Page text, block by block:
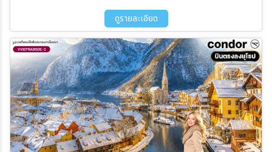
อาคารรัฐสภาฮังการี – ป้อมฟิชเชอร์แมนบาสเตียน – คาสเซิ่ลฮิลล์ มื้อ
พิเศษ : ขาหมูเยอรมัน – ปลาเทราท์ฮัลล์สตัทท์ – ซี่โครงหมูเวียนนา – ซุปกู
ลาสฮังกาเรียน
ดูรายละเอียด